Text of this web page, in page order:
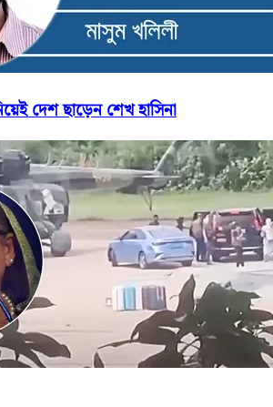
দেশ ছাড়েন শেখ হাসিনা